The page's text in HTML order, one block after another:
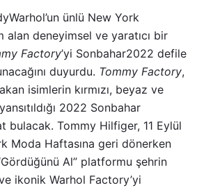
ünlü New York
alan deneyimsel ve yaratıcı bir
Factory’yi Sonbahar2022 defile
duyurdu. Tommy Factory,
isimlerin kırmızı, beyaz ve
2022 Sonbahar
bulacak. Tommy Hilfiger, 11 Eylül
Moda Haftasına geri dönerken
Al” platformu şehrin
ikonik Warhol Factory’yi